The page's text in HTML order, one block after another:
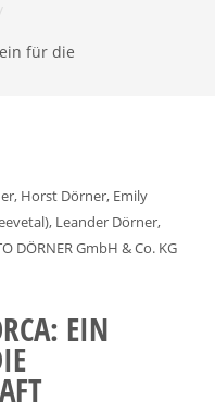
für die
Horst Dörner, Emily
Leander Dörner,
DÖRNER GmbH & Co. KG
EIN